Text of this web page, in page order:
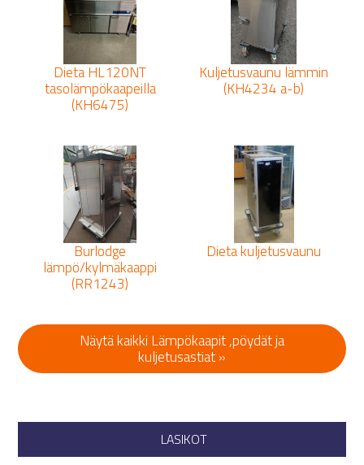
Dieta HL120NT
tasolämpökaapeilla
(KH6475)
Kuljetusvaunu lämmin
(KH4234 a-b)
Burlodge
lämpö/kylmäkaappi
(RR1243)
Dieta kuljetusvaunu
Näytä kaikki Lämpökaapit ,pöydät ja
kuljetusastiat »
LASIKOT